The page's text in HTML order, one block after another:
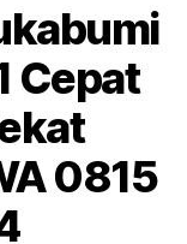
Cepat
0815